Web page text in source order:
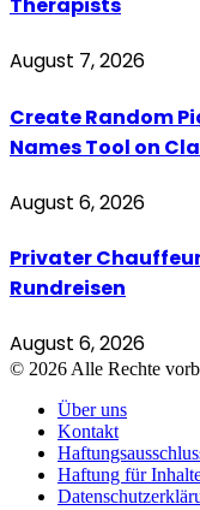
Therapists
August 7, 2026
Create Random
Names Tool on
August 6, 2026
Privater
Rundreisen
August 6, 2026
© 2026 Alle Rechte
Über uns
Kontakt
Haftung für